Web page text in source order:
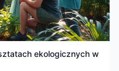
ekologicznych w